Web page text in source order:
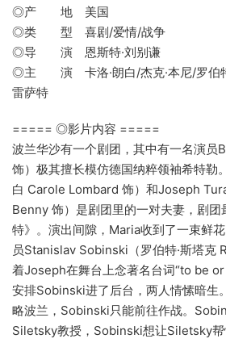
◎产 地 美国
◎类 型 喜剧/爱情/战争
◎导 演 恩斯特·刘别谦
◎主 演 卡洛·朗白/杰克·本尼/罗伯特
雷萨特
===== ◎影片内容 =====
波兰华沙有一个剧团，其中有一名演
饰）极其擅长模仿德国纳粹领袖希特勒
白 Carole Lombard 饰）和Joseph
Benny 饰）是剧团里的一对夫妻，剧
特》。演出间隙，Maria收到了一束鲜
员Stanislav Sobinski（罗伯特·斯塔克
着Joseph在舞台上念著名台词“to be
安排Sobinski进了后台，两人情愫暗生
略波兰，Sobinski只能前往作战。
Siletsky教授，Sobinski想让Siletsky